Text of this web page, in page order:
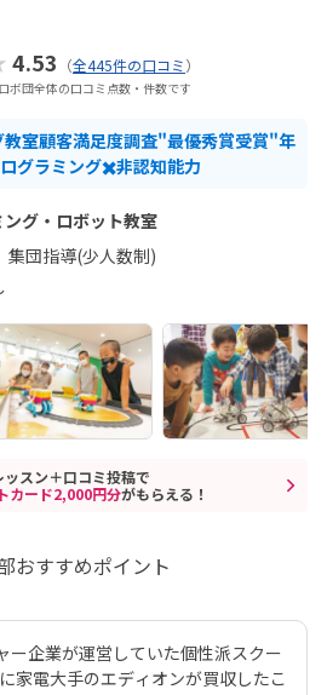
4.53 （全445件の口コミ）
ボ団全体の口コミ点数・件数です
室顧客満足度調査"最優秀賞受賞"年
グラミング✖️非認知能力
グ・ロボット教室
集団指導(少人数制)
ッスン＋口コミ投稿で
カード2,000円分がもらえる！
おすすめポイント
ー企業が運営していた個性派スクー
家電大手のエディオンが買収したこ